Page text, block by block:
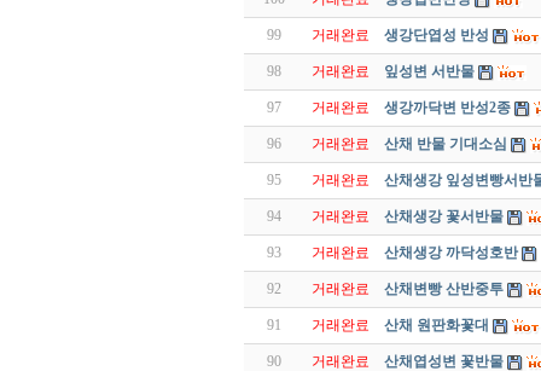
99 거래완료 생강단엽성 반성
98 거래완료 잎성변 서반물
97 거래완료 생강까닥변 반성2종
96 거래완료 산채 반물 기대소심
95 거래완료 산채생강 잎성변빵서반
94 거래완료 산채생강 꽃서반물
93 거래완료 산채생강 까닥성호반
92 거래완료 산채변빵 산반중투
91 거래완료 산채 원판화꽃대
90 거래완료 산채엽성변 꽃반물